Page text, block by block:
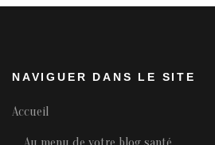
NAVIGUER DANS LE SITE
Accueil